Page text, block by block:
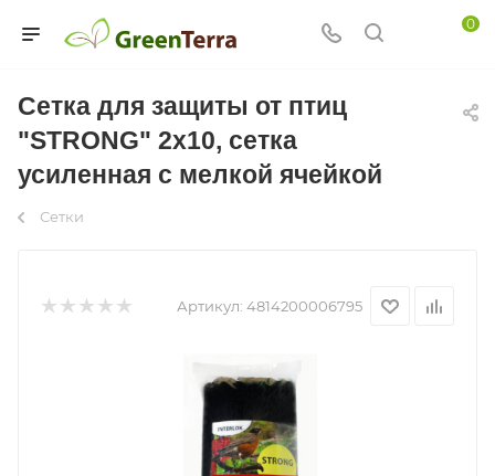
0
Сетка для защиты от птиц
"STRONG" 2х10, сетка
усиленная с мелкой ячейкой
Сетки
Артикул: 4814200006795